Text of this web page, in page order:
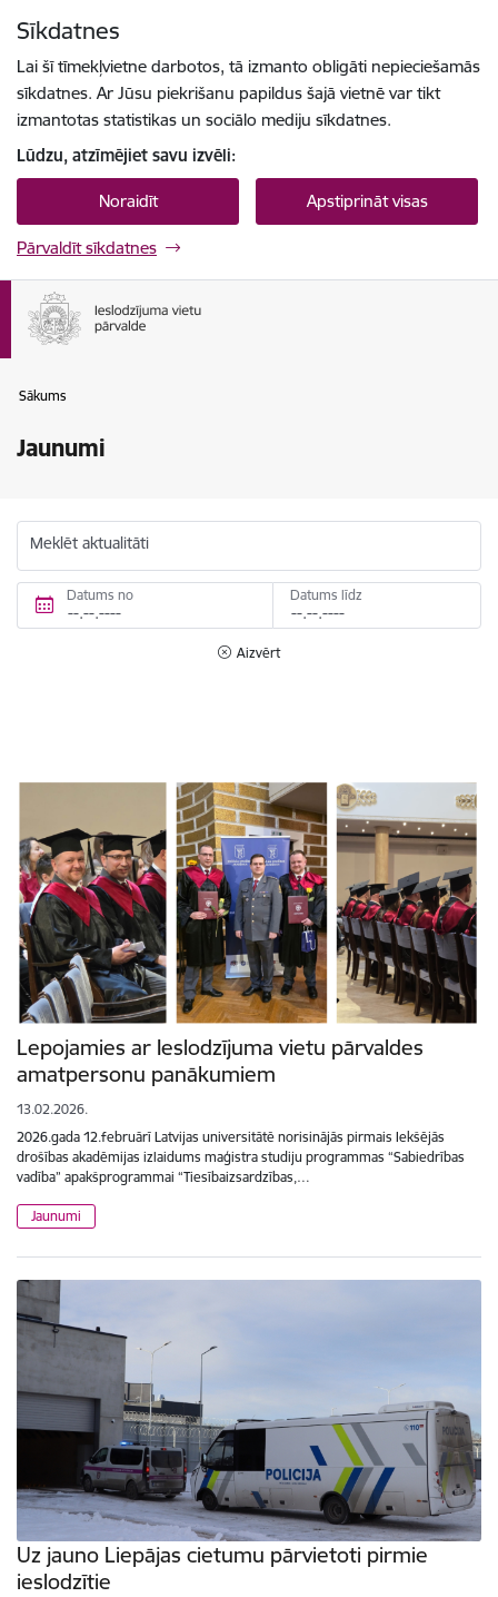
Sīkdatnes
Lai šī tīmekļvietne darbotos, tā izmanto obligāti nepieciešamās
sīkdatnes. Ar Jūsu piekrišanu papildus šajā vietnē var tikt
izmantotas statistikas un sociālo mediju sīkdatnes.
Lūdzu, atzīmējiet savu izvēli:
Noraidīt Apstiprināt visas
Pārvaldīt sīkdatnes
Sākums
Jaunumi
Meklēt aktualitāti
Datums no Datums līdz
Aizvērt
Lepojamies ar Ieslodzījuma vietu pārvaldes
amatpersonu panākumiem
13.02.2026.
2026.gada 12.februārī Latvijas universitātē norisinājās pirmais Iekšējās
drošības akadēmijas izlaidums maģistra studiju programmas “Sabiedrības
vadība” apakšprogrammai “Tiesībaizsardzības,…
Jaunumi
Uz jauno Liepājas cietumu pārvietoti pirmie
ieslodzītie